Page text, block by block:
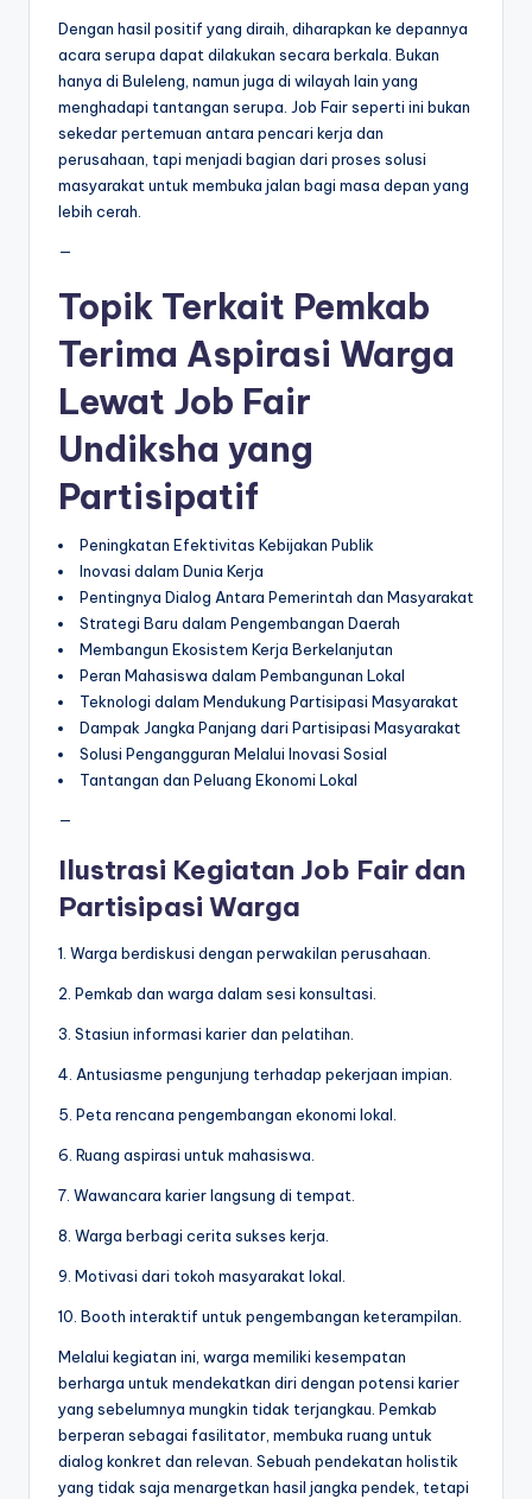
Dengan hasil positif yang diraih, diharapkan ke depannya
acara serupa dapat dilakukan secara berkala. Bukan
hanya di Buleleng, namun juga di wilayah lain yang
menghadapi tantangan serupa. Job Fair seperti ini bukan
sekedar pertemuan antara pencari kerja dan
perusahaan, tapi menjadi bagian dari proses solusi
masyarakat untuk membuka jalan bagi masa depan yang
lebih cerah.
—
Topik Terkait Pemkab
Terima Aspirasi Warga
Lewat Job Fair
Undiksha yang
Partisipatif
Peningkatan Efektivitas Kebijakan Publik
Inovasi dalam Dunia Kerja
Pentingnya Dialog Antara Pemerintah dan Masyarakat
Strategi Baru dalam Pengembangan Daerah
Membangun Ekosistem Kerja Berkelanjutan
Peran Mahasiswa dalam Pembangunan Lokal
Teknologi dalam Mendukung Partisipasi Masyarakat
Dampak Jangka Panjang dari Partisipasi Masyarakat
Solusi Pengangguran Melalui Inovasi Sosial
Tantangan dan Peluang Ekonomi Lokal
—
Ilustrasi Kegiatan Job Fair dan
Partisipasi Warga
1. Warga berdiskusi dengan perwakilan perusahaan.
2. Pemkab dan warga dalam sesi konsultasi.
3. Stasiun informasi karier dan pelatihan.
4. Antusiasme pengunjung terhadap pekerjaan impian.
5. Peta rencana pengembangan ekonomi lokal.
6. Ruang aspirasi untuk mahasiswa.
7. Wawancara karier langsung di tempat.
8. Warga berbagi cerita sukses kerja.
9. Motivasi dari tokoh masyarakat lokal.
10. Booth interaktif untuk pengembangan keterampilan.
Melalui kegiatan ini, warga memiliki kesempatan
berharga untuk mendekatkan diri dengan potensi karier
yang sebelumnya mungkin tidak terjangkau. Pemkab
berperan sebagai fasilitator, membuka ruang untuk
dialog konkret dan relevan. Sebuah pendekatan holistik
yang tidak saja menargetkan hasil jangka pendek, tetapi